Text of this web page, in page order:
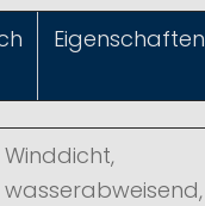
Eigenschaften
Winddicht,
wasserabweisend,